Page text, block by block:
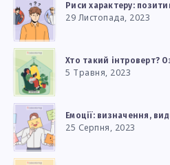
Риси характеру:
29 Листопада, 2023
Хто такий інтроверт?
5 Травня, 2023
Емоції: визначення,
25 Серпня, 2023